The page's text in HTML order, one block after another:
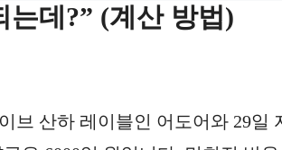
는데?” (계산 방법)
브 산하 레이블인 어도어와 29일